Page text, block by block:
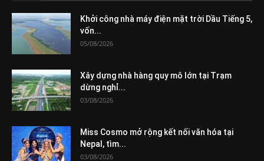
Khởi công nhà máy điện mặt trời Dầu Tiếng 5,
vốn...
05/08/2026
Xây dựng nhà hàng quy mô lớn tại Trạm
dừng nghỉ...
03/08/2026
Miss Cosmo mở rộng kết nối văn hóa tại
Nepal, tìm...
03/08/2026